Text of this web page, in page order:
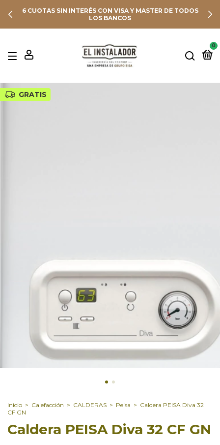
6 CUOTAS SIN INTERÉS CON VISA Y MASTER DE TODOS
LOS BANCOS
0
GRATIS
Inicio > Calefacción > CALDERAS > Peisa > Caldera PEISA Diva 32
CF GN
Caldera PEISA Diva 32 CF GN